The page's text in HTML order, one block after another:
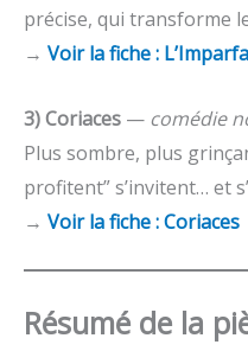
précise, qui transforme
→ Voir la fiche :
3) Coriaces — comédie
Plus sombre, plus
profitent” s’invitent… et
→ Voir la fiche : Coriaces
Résumé de la